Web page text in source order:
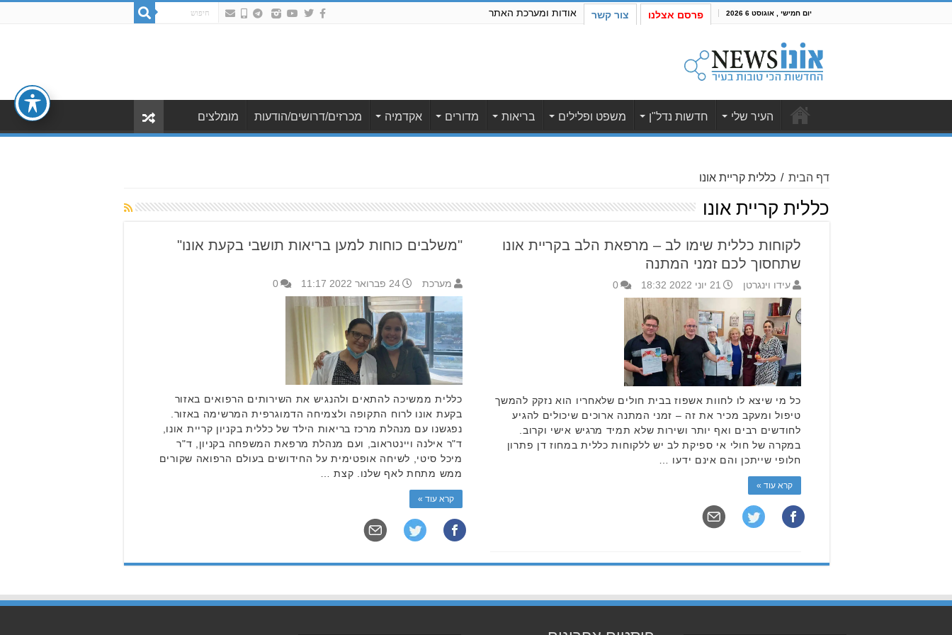
יום חמישי , אוגוסט 6 2026 פרסם אצלנו צור קשר אודות ומערכת האתר
העיר שלי חדשות נדל"ן משפט ופלילים בריאות מדורים אקדמיה מכרזים/דרושים/הודעות מומלצים
דף הבית / כללית קריית אונו
כללית קריית אונו
לקוחות כללית שימו לב – מרפאת הלב בקריית אונו
שתחסוך לכם זמני המתנה
עידו וינגרטן 21 יוני 2022 18:32 0
כל מי שיצא לו לחוות אשפוז בבית חולים שלאחריו הוא נזקק להמשך
טיפול ומעקב מכיר את זה – זמני המתנה ארוכים שיכולים להגיע
לחודשים רבים ואף יותר ושירות שלא תמיד מרגיש אישי וקרוב.
במקרה של חולי אי ספיקת לב יש ללקוחות כללית במחוז דן פתרון
חלופי שייתכן והם אינם ידעו …
קרא עוד »
"משלבים כוחות למען בריאות תושבי בקעת אונו"
מערכת 24 פברואר 2022 11:17 0
כללית ממשיכה להתאים ולהנגיש את השירותים הרפואים באזור
בקעת אונו לרוח התקופה ולצמיחה הדמוגרפית המרשימה באזור.
נפגשנו עם מנהלת מרכז בריאות הילד של כללית בקניון קריית אונו,
ד"ר אילנה ויינטראוב, ועם מנהלת מרפאת המשפחה בקניון, ד"ר
מיכל סיטי, לשיחה אופטימית על החידושים בעולם הרפואה שקורים
ממש מתחת לאף שלנו. קצת …
קרא עוד »